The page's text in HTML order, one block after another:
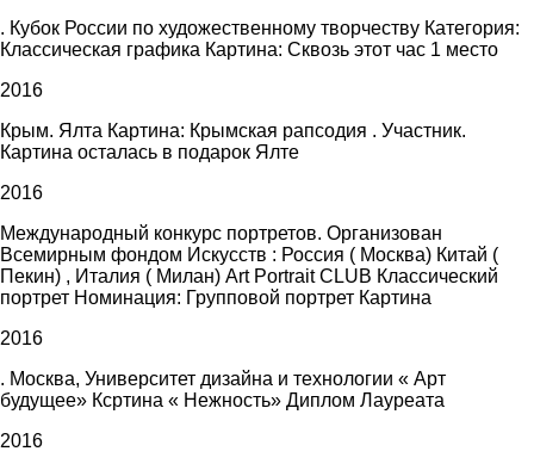
. Кубок России по художественному творчеству Категория:
Классическая графика Картина: Сквозь этот час 1 место
2016
Крым. Ялта Картина: Крымская рапсодия . Участник.
Картина осталась в подарок Ялте
2016
Международный конкурс портретов. Организован
Всемирным фондом Искусств : Россия ( Москва) Китай (
Пекин) , Италия ( Милан) Art Portrait CLUB Классический
портрет Номинация: Групповой портрет Картина
2016
. Москва, Университет дизайна и технологии « Арт
будущее» Ксртина « Нежность» Диплом Лауреата
2016